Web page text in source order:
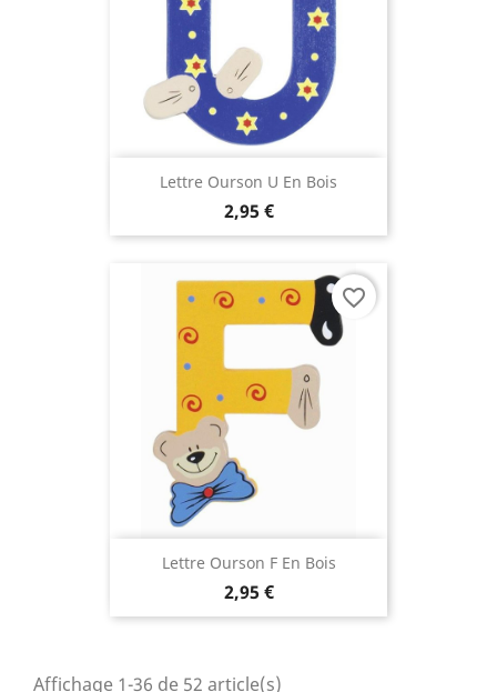
Lettre Ourson U En Bois
2,95 €
Lettre Ourson F En Bois
2,95 €
favorite_border
Affichage 1-36 de 52 article(s)